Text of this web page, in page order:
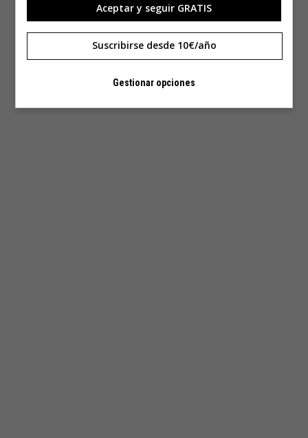
Aceptar y seguir GRATIS
Suscribirse desde 10€/año
Gestionar opciones